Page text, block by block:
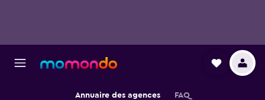
Annuaire des agences FAQ